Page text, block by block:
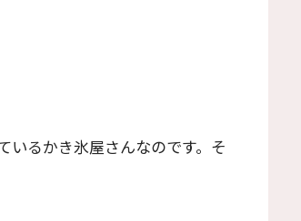
いるかき氷屋さんなのです。そ